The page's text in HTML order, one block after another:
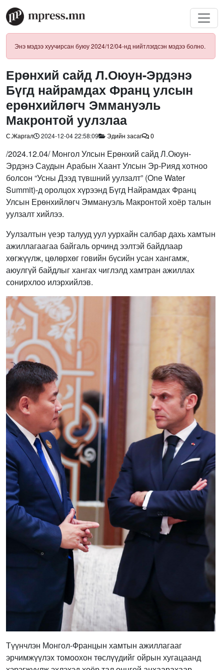
Энэ мэдээ хуучирсан буюу 2024/12/04-нд нийтлэгдсэн мэдээ болно.
Ерөнхий сайд Л.Оюун-Эрдэнэ
Бүгд найрамдах Франц улсын
ерөнхийлөгч Эммануэль
Макронтой уулзлаа
С.Жаргал 2024-12-04 22:58:09 Эдийн засаг 0
/2024.12.04/ Монгол Улсын Ерөнхий сайд Л.Оюун-
Эрдэнэ Саудын Арабын Хаант Улсын Эр-Рияд хотноо
болсон “Усны Дээд түвшний уулзалт” (One Water
Summit)-д оролцох хүрээнд Бүгд Найрамдах Франц
Улсын Ерөнхийлөгч Эммануэль Макронтой хоёр талын
уулзалт хийлээ.
Уулзалтын үеэр талууд уул уурхайн салбар дахь хамтын
ажиллагаагаа байгаль орчинд ээлтэй байдлаар
хөгжүүлж, цөлөрхөг говийн бүсийн усан хангамж,
аюулгүй байдлыг хангах чиглэлд хамтран ажиллах
сонирхлоо илэрхийлэв.
Түүнчлэн Монгол-Францын хамтын ажиллагааг
эрчимжүүлэх томоохон төслүүдийг ойрын хугацаанд